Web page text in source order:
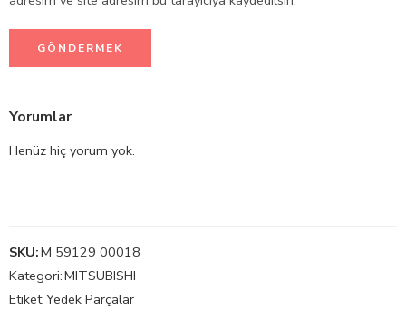
Yorumlar
Henüz hiç yorum yok.
SKU:M 59129 00018
Kategori:MITSUBISHI
Etiket:Yedek Parçalar